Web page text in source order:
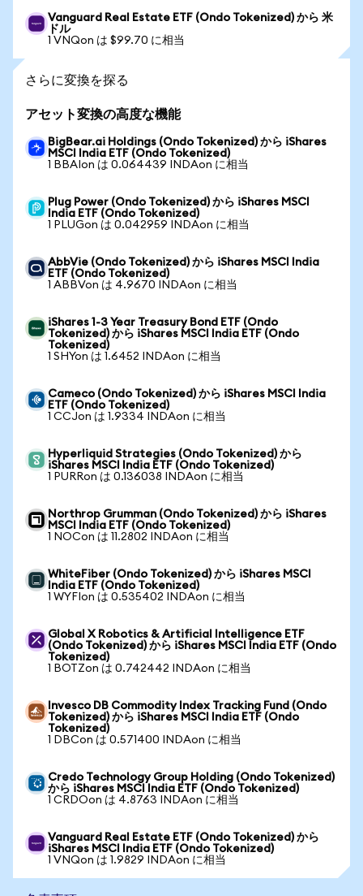
Vanguard Real Estate ETF (Ondo Tokenized) から 米
ドル
1 VNQon は $99.70 に相当
さらに変換を探る
アセット変換の高度な機能
BigBear.ai Holdings (Ondo Tokenized) から iShares
MSCI India ETF (Ondo Tokenized)
1 BBAIon は 0.064439 INDAon に相当
Plug Power (Ondo Tokenized) から iShares MSCI
India ETF (Ondo Tokenized)
1 PLUGon は 0.042959 INDAon に相当
AbbVie (Ondo Tokenized) から iShares MSCI India
ETF (Ondo Tokenized)
1 ABBVon は 4.9670 INDAon に相当
iShares 1-3 Year Treasury Bond ETF (Ondo
Tokenized) から iShares MSCI India ETF (Ondo
Tokenized)
1 SHYon は 1.6452 INDAon に相当
Cameco (Ondo Tokenized) から iShares MSCI India
ETF (Ondo Tokenized)
1 CCJon は 1.9334 INDAon に相当
Hyperliquid Strategies (Ondo Tokenized) から
iShares MSCI India ETF (Ondo Tokenized)
1 PURRon は 0.136038 INDAon に相当
Northrop Grumman (Ondo Tokenized) から iShares
MSCI India ETF (Ondo Tokenized)
1 NOCon は 11.2802 INDAon に相当
WhiteFiber (Ondo Tokenized) から iShares MSCI
India ETF (Ondo Tokenized)
1 WYFIon は 0.535402 INDAon に相当
Global X Robotics & Artificial Intelligence ETF
(Ondo Tokenized) から iShares MSCI India ETF (Ondo
Tokenized)
1 BOTZon は 0.742442 INDAon に相当
Invesco DB Commodity Index Tracking Fund (Ondo
Tokenized) から iShares MSCI India ETF (Ondo
Tokenized)
1 DBCon は 0.571400 INDAon に相当
Credo Technology Group Holding (Ondo Tokenized)
から iShares MSCI India ETF (Ondo Tokenized)
1 CRDOon は 4.8763 INDAon に相当
Vanguard Real Estate ETF (Ondo Tokenized) から
iShares MSCI India ETF (Ondo Tokenized)
1 VNQon は 1.9829 INDAon に相当